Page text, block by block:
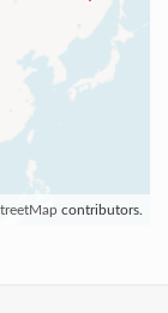
contributors.